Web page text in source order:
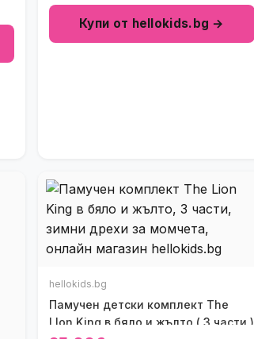
Купи от hellokids.bg →
hellokids.bg
Памучен детски комплект The
LIon King в бяло и жълто ( 3 части )